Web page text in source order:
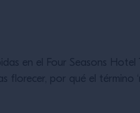
en el Four Seasons
por qué el término